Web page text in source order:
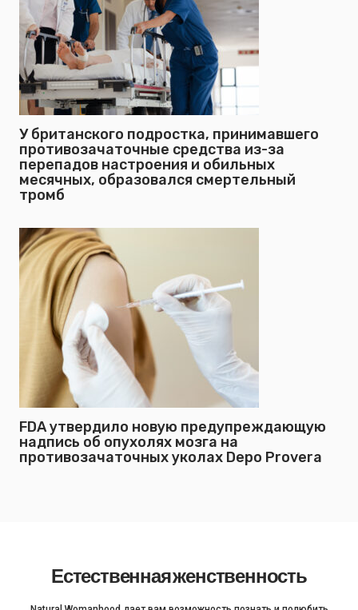
У британского подростка, принимавшего
противозачаточные средства из-за
перепадов настроения и обильных
месячных, образовался смертельный
тромб
FDA утвердило новую предупреждающую
надпись об опухолях мозга на
противозачаточных уколах Depo Provera
Естественная женственность